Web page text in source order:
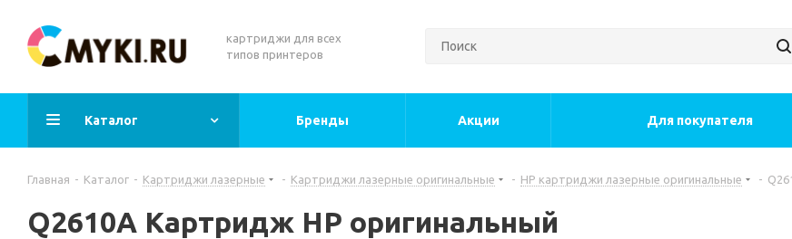
картриджи для всех
типов принтеров
Каталог Бренды Акции Для покупателя
Главная - Каталог - Картриджи лазерные - Картриджи лазерные оригинальные - HP картриджи лазерные оригинальные -
Q2610A Картридж HP оригинальный